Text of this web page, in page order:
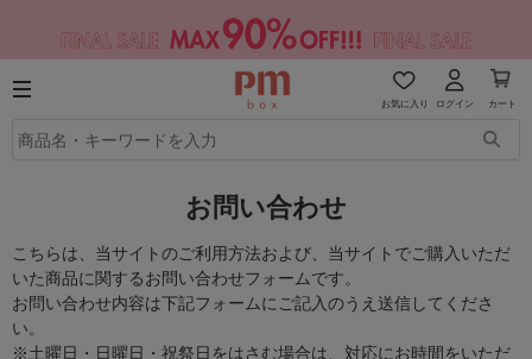
お気に入り ログイン カート
お問い合わせ
こちらは、当サイトのご利用方法および、当サイトでご購入いただ
いた商品に関するお問い合わせフォームです。
お問い合わせ内容は下記フォームにご記入のうえ送信してくださ
い。
※土曜日・日曜日・祝祭日をはさむ場合は、対応にお時間をいただ